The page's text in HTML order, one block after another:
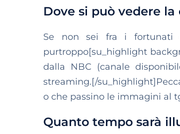
Dove si può vedere la
Se non sei fra i fortunati
purtroppo[su_highlight
dalla NBC (canale
streaming.[/
o che passino le immagini al
Quanto tempo sarà